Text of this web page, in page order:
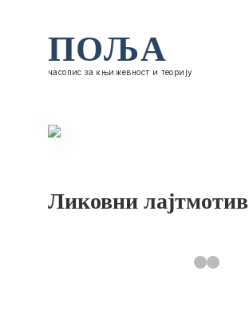
ПОЉА
часопис за књижевност и теорију
Ликовни лајтмотив